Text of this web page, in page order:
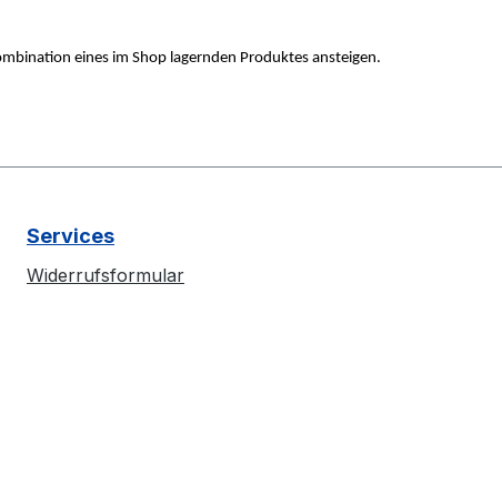
eines im Shop lagernden Produktes ansteigen.
Services
Widerrufsformular